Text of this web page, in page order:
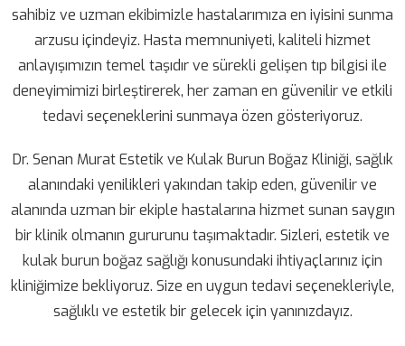
sahibiz ve uzman ekibimizle hastalarımıza en iyisini sunma
arzusu içindeyiz. Hasta memnuniyeti, kaliteli hizmet
anlayışımızın temel taşıdır ve sürekli gelişen tıp bilgisi ile
deneyimimizi birleştirerek, her zaman en güvenilir ve etkili
tedavi seçeneklerini sunmaya özen gösteriyoruz.
Dr. Senan Murat Estetik ve Kulak Burun Boğaz Kliniği, sağlık
alanındaki yenilikleri yakından takip eden, güvenilir ve
alanında uzman bir ekiple hastalarına hizmet sunan saygın
bir klinik olmanın gururunu taşımaktadır. Sizleri, estetik ve
kulak burun boğaz sağlığı konusundaki ihtiyaçlarınız için
kliniğimize bekliyoruz. Size en uygun tedavi seçenekleriyle,
sağlıklı ve estetik bir gelecek için yanınızdayız.